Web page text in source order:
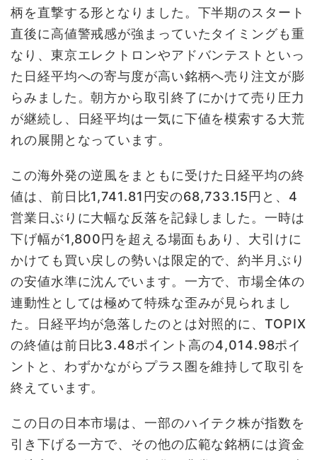
柄を直撃する形となりました。下半期のスタート
直後に高値警戒感が強まっていたタイミングも重
なり、東京エレクトロンやアドバンテストといっ
た日経平均への寄与度が高い銘柄へ売り注文が膨
らみました。朝方から取引終了にかけて売り圧力
が継続し、日経平均は一気に下値を模索する大荒
れの展開となっています。
この海外発の逆風をまともに受けた日経平均の終
値は、前日比1,741.81円安の68,733.15円と、4
営業日ぶりに大幅な反落を記録しました。一時は
下げ幅が1,800円を超える場面もあり、大引けに
かけても買い戻しの勢いは限定的で、約半月ぶり
の安値水準に沈んでいます。一方で、市場全体の
連動性としては極めて特殊な歪みが見られまし
た。日経平均が急落したのとは対照的に、TOPIX
の終値は前日比3.48ポイント高の4,014.98ポイ
ントと、わずかながらプラス圏を維持して取引を
終えています。
この日の日本市場は、一部のハイテク株が指数を
引き下げる一方で、その他の広範な銘柄には資金